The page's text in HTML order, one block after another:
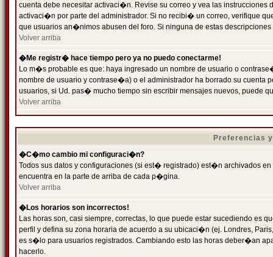
cuenta debe necesitar activaci�n. Revise su correo y vea las
activaci�n por parte del administrador. Si no recibi� un correo, verifique
que usuarios an�nimos abusen del foro. Si ninguna de estas
Volver arriba
�Me registr� hace tiempo pero ya no puedo conectarme!
Lo m�s probable es que: haya ingresado un nombre de usuario o
nombre de usuario y contrase�a) o el administrador ha borrado su
usuarios, si Ud. pas� mucho tiempo sin escribir mensajes nuevos, puede
Volver arriba
Preferencias
�C�mo cambio mi configuraci�n?
Todos sus datos y configuraciones (si est� registrado) est�n archivados
encuentra en la parte de arriba de cada p�gina.
Volver arriba
�Los horarios son incorrectos!
Las horas son, casi siempre, correctas, lo que puede estar sucediendo es
perfil y defina su zona horaria de acuerdo a su ubicaci�n (ej. Londres,
es s�lo para usuarios registrados. Cambiando esto las horas deber�an
hacerlo.